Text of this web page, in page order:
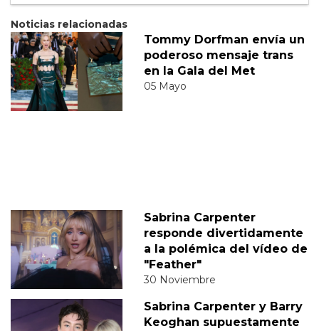
Noticias relacionadas
Tommy Dorfman envía un
poderoso mensaje trans
en la Gala del Met
05 Mayo
Sabrina Carpenter
responde divertidamente
a la polémica del vídeo de
"Feather"
30 Noviembre
Sabrina Carpenter y Barry
Keoghan supuestamente